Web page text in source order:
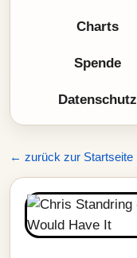
Charts
Spende
Datenschutz
← zurück zur Startseite